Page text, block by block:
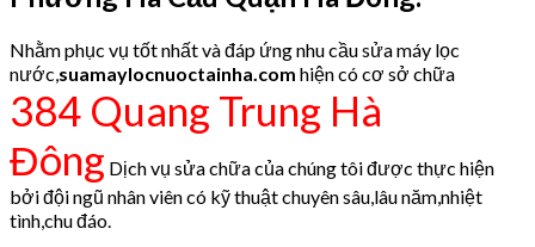
Nhằm phục vụ tốt nhất và đáp ứng nhu cầu sửa máy lọc
nước, suamaylocnuoctainha.com hiện có cơ sở chữa
384 Quang Trung Hà
Đông Dịch vụ sửa chữa của chúng tôi được thực hiện
bởi đội ngũ nhân viên có kỹ thuật chuyên sâu,lâu năm,nhiệt
tình,chu đáo.